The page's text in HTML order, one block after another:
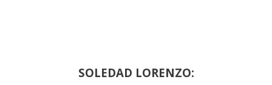
SOLEDAD LORENZO: